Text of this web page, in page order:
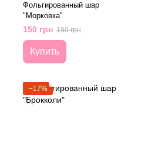
Фольгированный шар
"Морковка"
150 грн 180 грн
Купить
−17%